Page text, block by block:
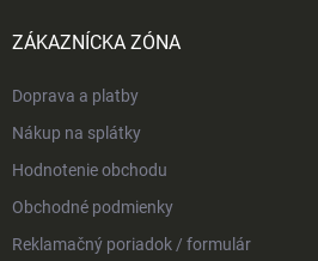
ZÁKAZNÍCKA ZÓNA
Doprava a platby
Nákup na splátky
Hodnotenie obchodu
Obchodné podmienky
Reklamačný poriadok / formulár